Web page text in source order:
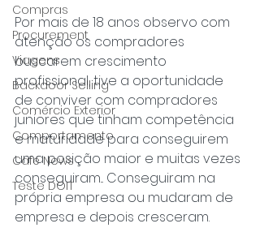
Compras
Procurement
Viagens
Backdoor Selling
Comércio Exterior
Comportamento
Café News
Teste DOIT
Por mais de 18 anos observo com
atenção os compradores
buscarem crescimento
profissional, tive a oportunidade
de conviver com compradores
juniores que tinham competência
e maturidade para conseguirem
uma posição maior e muitas vezes
conseguiram... Conseguiram na
própria empresa ou mudaram de
empresa e depois cresceram.